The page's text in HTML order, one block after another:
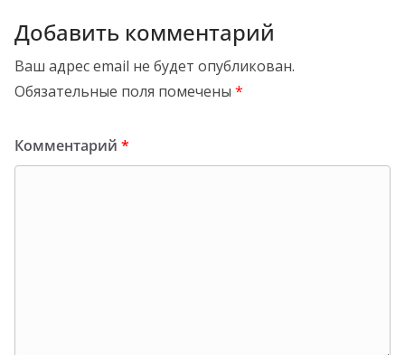
Добавить комментарий
Ваш адрес email не будет опубликован.
Обязательные поля помечены *
Комментарий *